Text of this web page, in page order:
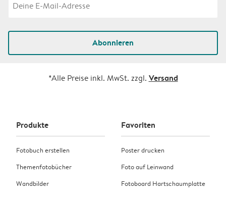
Abonnieren
*Alle Preise inkl. MwSt. zzgl. Versand
Produkte
Fotobuch erstellen
Themenfotobücher
Wandbilder
Favoriten
Poster drucken
Foto auf Leinwand
Fotoboard Hartschaumplatte